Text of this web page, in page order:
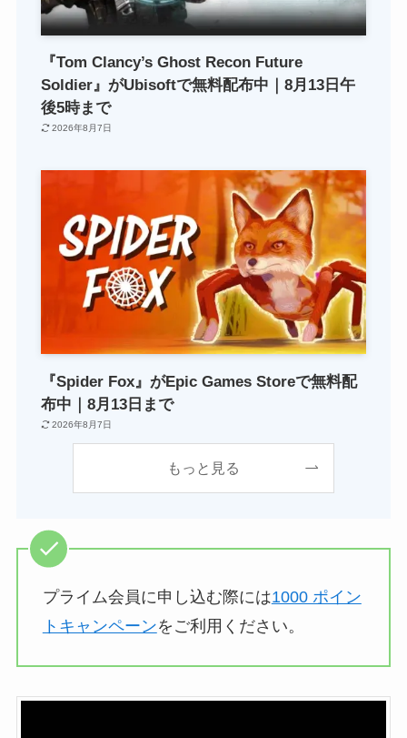
『Tom Clancy’s Ghost Recon Future
Soldier』がUbisoftで無料配布中｜8月13日午
後5時まで
2026年8月7日
『Spider Fox』がEpic Games Storeで無料配
布中｜8月13日まで
2026年8月7日
もっと見る
プライム会員に申し込む際には1000 ポイン
トキャンペーンをご利用ください。